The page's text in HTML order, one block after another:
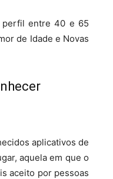
perfil entre 40 e 65
de Idade e Novas
aplicativos de
aquela em que o
aceito por pessoas